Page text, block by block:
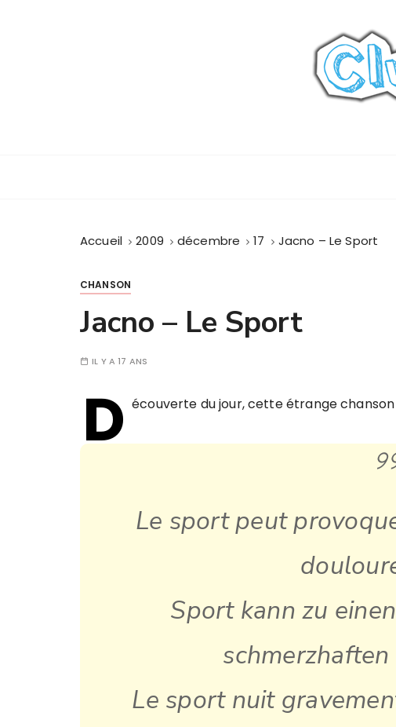
Accueil 2009 décembre 17 Jacno – Le Sport
CHANSON
Jacno – Le Sport
IL Y A 17 ANS
D écouverte du jour, cette étrange chanson
Le sport peut
Sport kann zu
Le sport nuit